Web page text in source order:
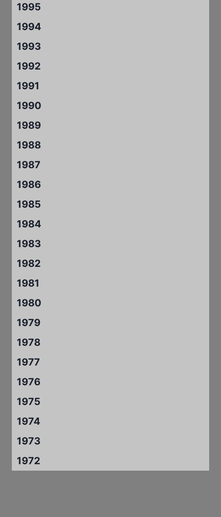
1995
1994
1993
1992
1991
1990
1989
1988
1987
1986
1985
1984
1983
1982
1981
1980
1979
1978
1977
1976
1975
1974
1973
1972